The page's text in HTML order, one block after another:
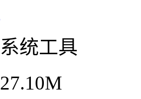
系统工具
27.10M